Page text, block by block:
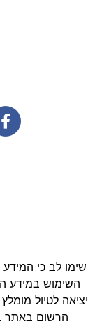
שימו לב כי
השימוש במידע
יציאה לטיול
הרשום באתר